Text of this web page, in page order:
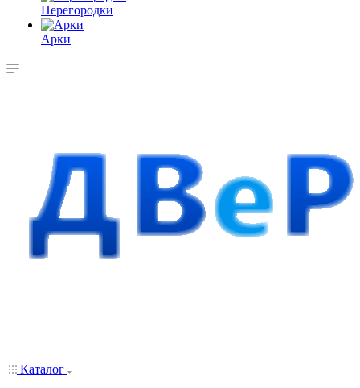
Перегородки
Арки
Каталог